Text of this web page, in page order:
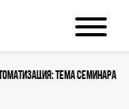
ТЕМА СЕМИНАРА